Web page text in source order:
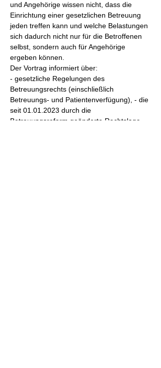
und Angehörige wissen nicht, dass die
Einrichtung einer gesetzlichen Betreuung
jeden treffen kann und welche Belastungen
sich dadurch nicht nur für die Betroffenen
selbst, sondern auch für Angehörige
ergeben können.
Der Vortrag informiert über:
- gesetzliche Regelungen des
Betreuungsrechts (einschließlich
Betreuungs- und Patientenverfügung), - die
seit 01.01.2023 durch die
Betreuungsreform geänderte Rechtslage,